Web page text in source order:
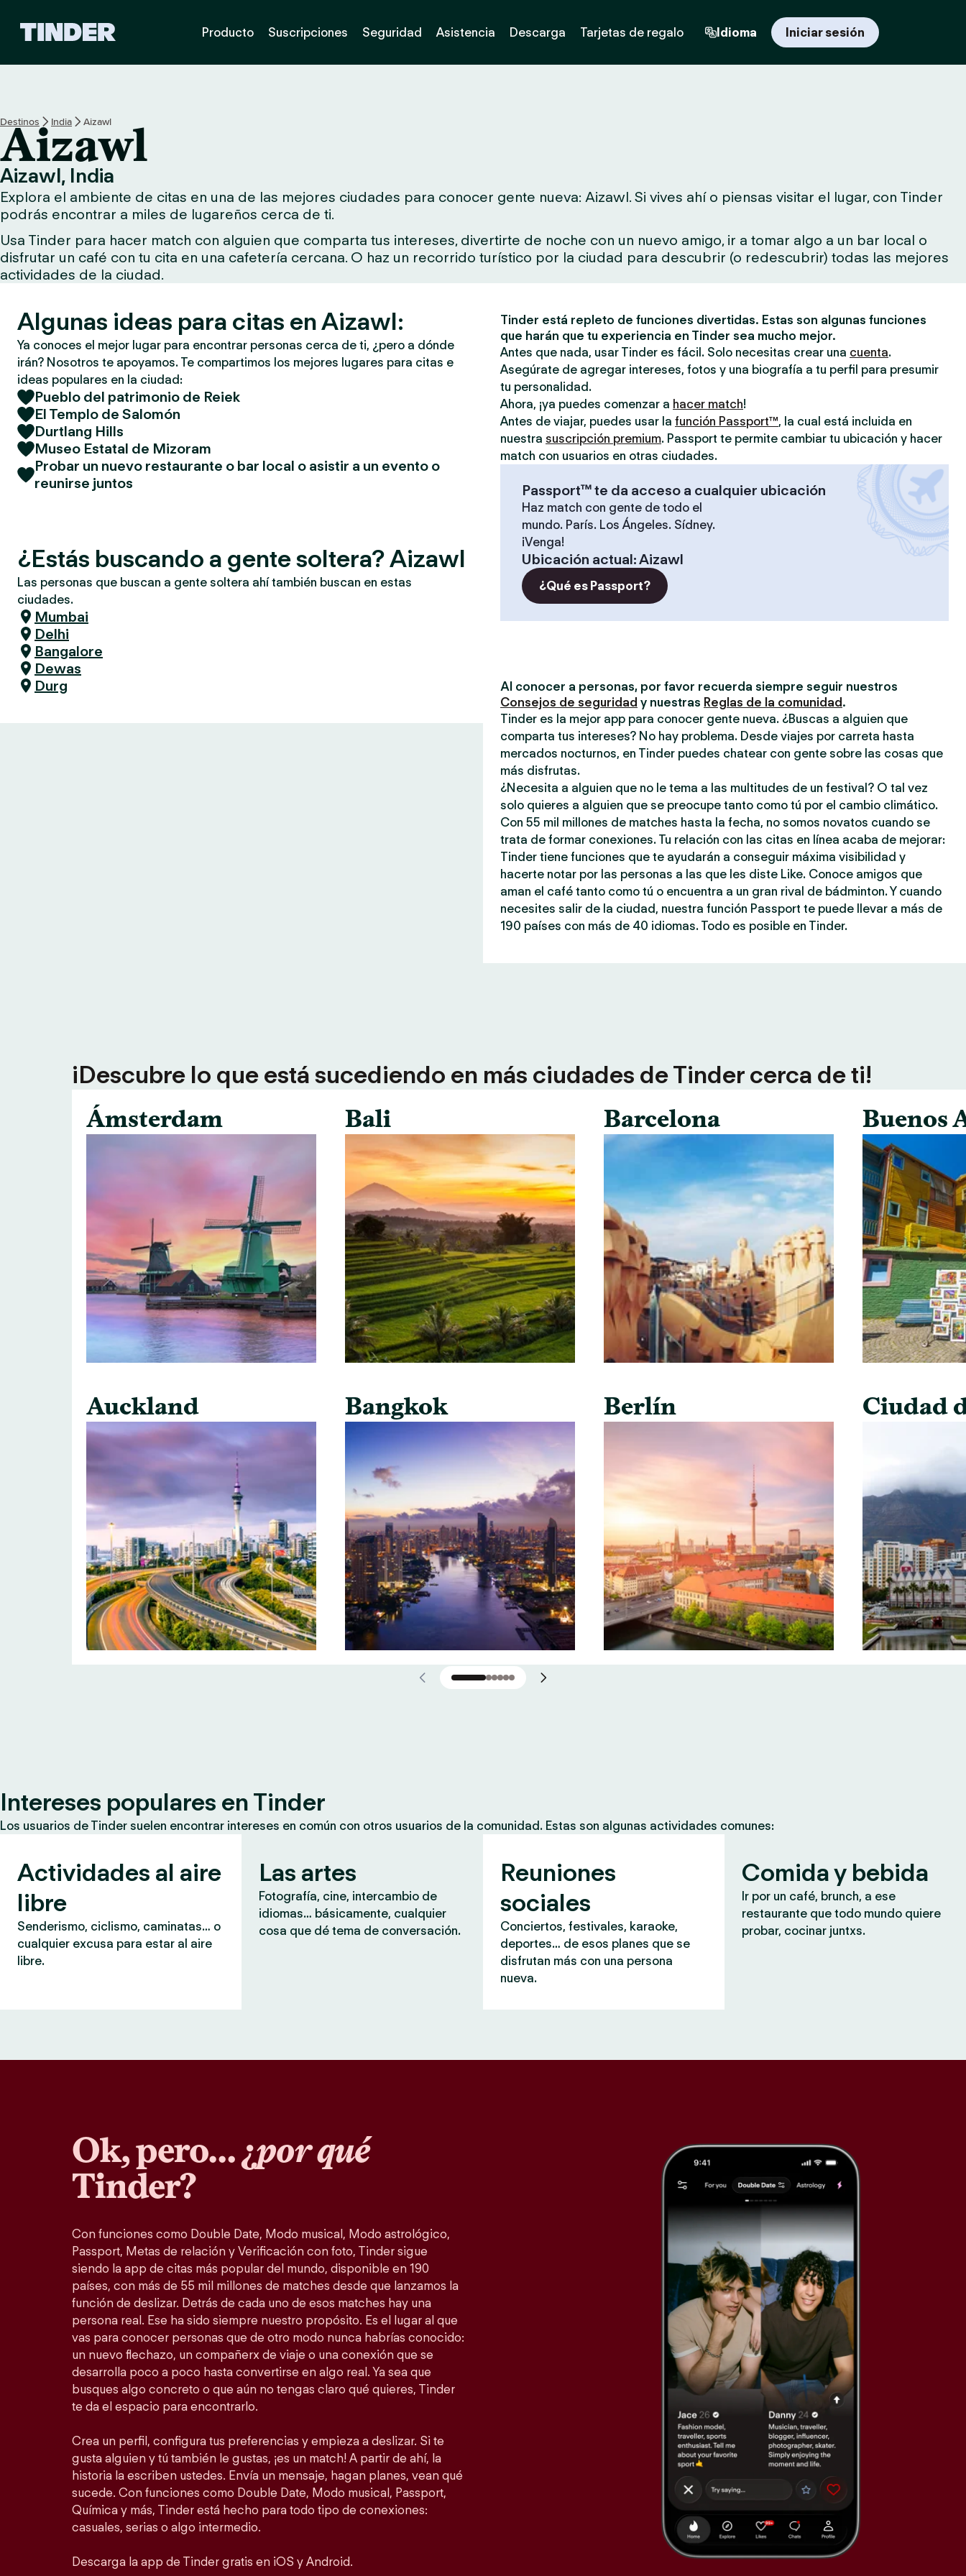
e
T
d
e
Producto Suscripciones Seguridad Asistencia Descarga Tarjetas de regalo Idioma Iniciar sesión
Destinos India Aizawl
Aizawl
Aizawl, India
Explora el ambiente de citas en una de las mejores ciudades para conocer gente nueva: Aizawl. Si vives ahí o piensas visitar el lugar, con Tinder
podrás encontrar a miles de lugareños cerca de ti.
Usa Tinder para hacer match con alguien que comparta tus intereses, divertirte de noche con un nuevo amigo, ir a tomar algo a un bar local o
disfrutar un café con tu cita en una cafetería cercana. O haz un recorrido turístico por la ciudad para descubrir (o redescubrir) todas las mejores
actividades de la ciudad.
Algunas ideas para citas en Aizawl:
Ya conoces el mejor lugar para encontrar personas cerca de ti, ¿pero a dónde
irán? Nosotros te apoyamos. Te compartimos los mejores lugares para citas e
ideas populares en la ciudad:
Pueblo del patrimonio de Reiek
El Templo de Salomón
Durtlang Hills
Museo Estatal de Mizoram
Probar un nuevo restaurante o bar local o asistir a un evento o
reunirse juntos
¿Estás buscando a gente soltera? Aizawl
Las personas que buscan a gente soltera ahí también buscan en estas
ciudades.
Mumbai
Delhi
Bangalore
Dewas
Durg
Tinder está repleto de funciones divertidas. Estas son algunas funciones
que harán que tu experiencia en Tinder sea mucho mejor.
Antes que nada, usar Tinder es fácil. Solo necesitas crear una cuenta.
Asegúrate de agregar intereses, fotos y una biografía a tu perfil para presumir
tu personalidad.
Ahora, ¡ya puedes comenzar a hacer match!
Antes de viajar, puedes usar la función Passport™, la cual está incluida en
nuestra suscripción premium. Passport te permite cambiar tu ubicación y hacer
match con usuarios en otras ciudades.
Passport™ te da acceso a cualquier ubicación
Haz match con gente de todo el
mundo. París. Los Ángeles. Sídney.
¡Venga!
Ubicación actual:Aizawl
¿Qué es Passport?
Al conocer a personas, por favor recuerda siempre seguir nuestros
Consejos de seguridad y nuestras Reglas de la comunidad .
Tinder es la mejor app para conocer gente nueva. ¿Buscas a alguien que
comparta tus intereses? No hay problema. Desde viajes por carreta hasta
mercados nocturnos, en Tinder puedes chatear con gente sobre las cosas que
más disfrutas.
¿Necesita a alguien que no le tema a las multitudes de un festival? O tal vez
solo quieres a alguien que se preocupe tanto como tú por el cambio climático.
Con 55 mil millones de matches hasta la fecha, no somos novatos cuando se
trata de formar conexiones. Tu relación con las citas en línea acaba de mejorar:
Tinder tiene funciones que te ayudarán a conseguir máxima visibilidad y
hacerte notar por las personas a las que les diste Like. Conoce amigos que
aman el café tanto como tú o encuentra a un gran rival de bádminton. Y cuando
necesites salir de la ciudad, nuestra función Passport te puede llevar a más de
190 países con más de 40 idiomas. Todo es posible en Tinder.
¡Descubre lo que está sucediendo en más ciudades de Tinder cerca de ti!
Ámsterdam
Auckland
Bali
Bangkok
Barcelona
Berlín
Buenos
Ciudad
Intereses populares en Tinder
Los usuarios de Tinder suelen encontrar intereses en común con otros usuarios de la comunidad. Estas son algunas actividades comunes:
Actividades al aire
libre
Senderismo, ciclismo, caminatas… o
cualquier excusa para estar al aire
libre.
Las artes
Fotografía, cine, intercambio de
idiomas… básicamente, cualquier
cosa que dé tema de conversación.
Reuniones
sociales
Conciertos, festivales, karaoke,
deportes… de esos planes que se
disfrutan más con una persona
nueva.
Comida y bebida
Ir por un café, brunch, a ese
restaurante que todo mundo quiere
probar, cocinar juntxs.
Ok, pero… ¿por qué
Tinder?
Con funciones como Double Date, Modo musical, Modo astrológico,
Passport, Metas de relación y Verificación con foto, Tinder sigue
siendo la app de citas más popular del mundo, disponible en 190
países, con más de 55 mil millones de matches desde que lanzamos la
función de deslizar. Detrás de cada uno de esos matches hay una
persona real. Ese ha sido siempre nuestro propósito. Es el lugar al que
vas para conocer personas que de otro modo nunca habrías conocido:
un nuevo flechazo, un compañerx de viaje o una conexión que se
desarrolla poco a poco hasta convertirse en algo real. Ya sea que
busques algo concreto o que aún no tengas claro qué quieres, Tinder
te da el espacio para encontrarlo.
Crea un perfil, configura tus preferencias y empieza a deslizar. Si te
gusta alguien y tú también le gustas, ¡es un match! A partir de ahí, la
historia la escriben ustedes. Envía un mensaje, hagan planes, vean qué
sucede. Con funciones como Double Date, Modo musical, Passport,
Química y más, Tinder está hecho para todo tipo de conexiones:
casuales, serias o algo intermedio.
Descarga la app de Tinder gratis en iOS y Android.